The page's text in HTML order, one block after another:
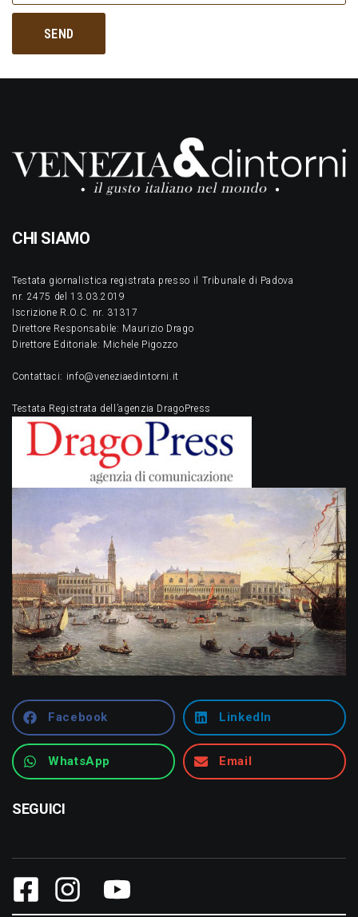
CHI SIAMO
Testata giornalistica registrata presso il Tribunale di Padova
nr. 2475 del 13.03.2019
Iscrizione R.O.C. nr. 31317
Direttore Responsabile: Maurizio Drago
Direttore Editoriale: Michele Pigozzo
Contattaci: info@veneziaedintorni.it
Testata Registrata dell’agenzia DragoPress
Facebook LinkedIn
WhatsApp Email
SEGUICI